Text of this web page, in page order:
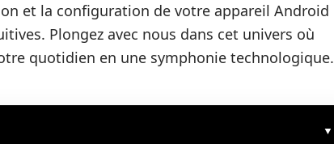
et la configuration de votre appareil Android
Plongez avec nous dans cet univers où
quotidien en une symphonie technologique.